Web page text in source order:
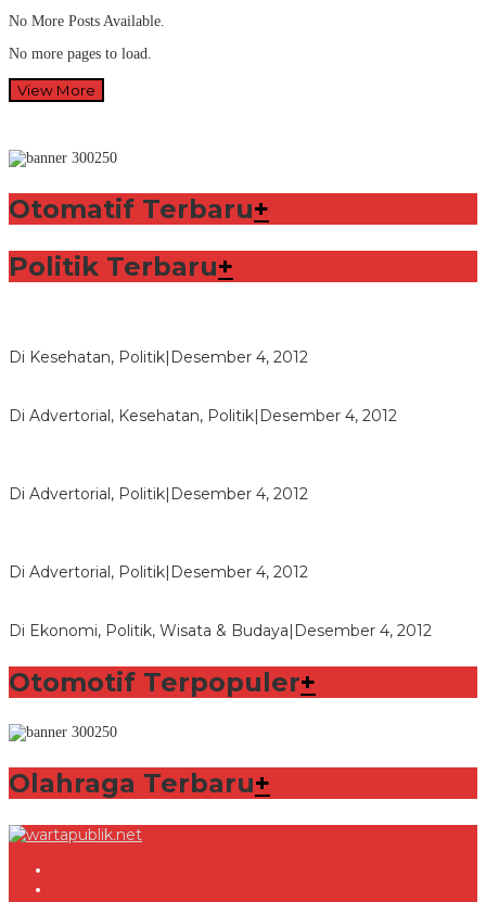
No More Posts Available.
No more pages to load.
View More
Otomatif Terbaru+
Politik Terbaru+
Di Kesehatan, Politik Desember 4, 2012
Di Advertorial, Kesehatan, Politik Desember 4, 2012
Di Advertorial, Politik Desember 4, 2012
Di Advertorial, Politik Desember 4, 2012
Di Ekonomi, Politik, Wisata & Budaya Desember 4, 2012
Otomotif Terpopuler+
Olahraga Terbaru+